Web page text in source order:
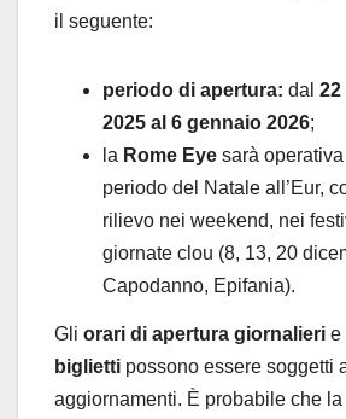
il seguente:
periodo di apertura: dal 22
2025 al 6 gennaio 2026;
la Rome Eye sarà operativa
periodo del Natale all’Eur,
rilievo nei weekend, nei
giornate clou (8, 13, 20
Capodanno, Epifania).
Gli orari di apertura giornalieri e
biglietti possono essere soggetti
aggiornamenti. È probabile che